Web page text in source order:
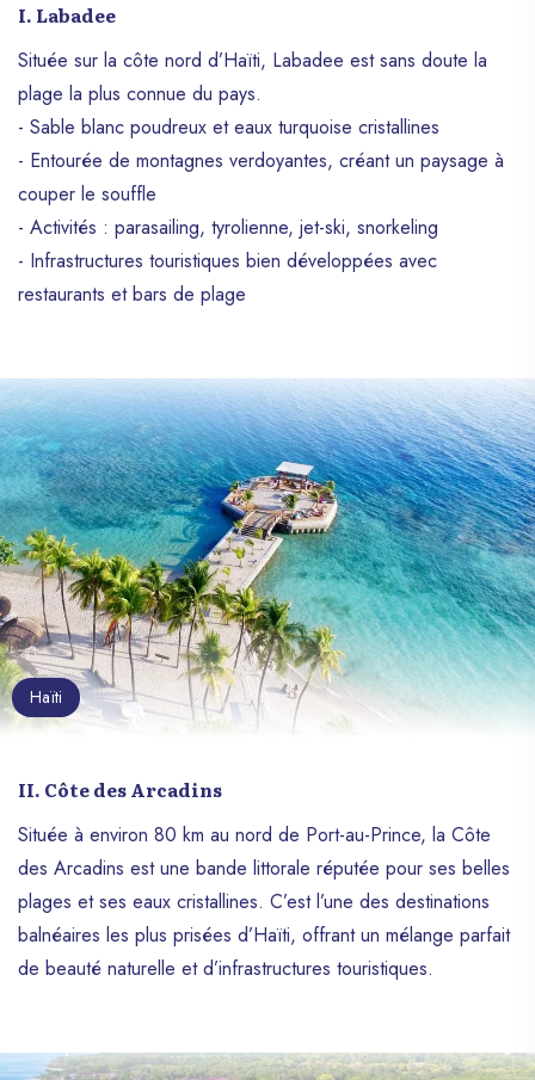
I. Labadee
Située sur la côte nord d’Haïti, Labadee est sans doute la
plage la plus connue du pays.
- Sable blanc poudreux et eaux turquoise cristallines
- Entourée de montagnes verdoyantes, créant un paysage à
couper le souffle
- Activités : parasailing, tyrolienne, jet-ski, snorkeling
- Infrastructures touristiques bien développées avec
restaurants et bars de plage
Haïti
II. Côte des Arcadins
Située à environ 80 km au nord de Port-au-Prince, la Côte
des Arcadins est une bande littorale réputée pour ses belles
plages et ses eaux cristallines. C’est l’une des destinations
balnéaires les plus prisées d’Haïti, offrant un mélange parfait
de beauté naturelle et d’infrastructures touristiques.